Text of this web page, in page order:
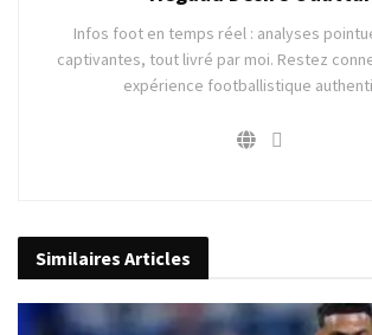
Infos foot en temps réel : analyses
captivantes, tout livré par moi. Restez
expérience footballistique
Similaires Articles